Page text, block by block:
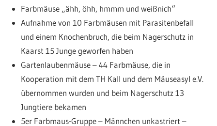
Farbmäuse „ähh, öhh, hmmm und weißnich“
Aufnahme von 10 Farbmäusen mit Parasitenbefall
und einem Knochenbruch, die beim Nagerschutz in
Kaarst 15 Junge geworfen haben
Gartenlaubenmäuse – 44 Farbmäuse, die in
Kooperation mit dem TH Kall und dem Mäuseasyl e.V.
übernommen wurden und beim Nagerschutz 13
Jungtiere bekamen
5er Farbmaus-Gruppe – Männchen unkastriert –